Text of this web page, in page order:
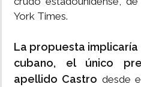
York Times.
La propuesta
cubano, el único
apellido Castro desde